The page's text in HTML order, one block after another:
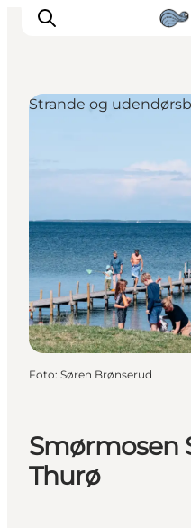
Smørmosen
Thurø
Strande og
Foto: Søren Brønserud